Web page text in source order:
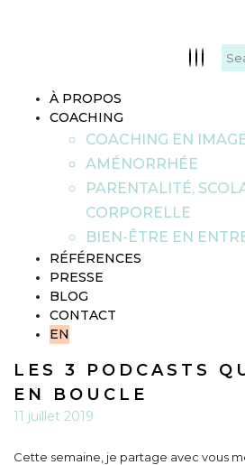
À PROPOS
COACHING
COACHING EN
AMÉNORRHÉE
PARENTALITÉ,
CORPORELLE
BIEN-ÊTRE EN
RÉFÉRENCES
PRESSE
BLOG
CONTACT
EN
LES 3 PODCASTS
EN BOUCLE
11 juillet 2019
Cette semaine, je partage avec vous